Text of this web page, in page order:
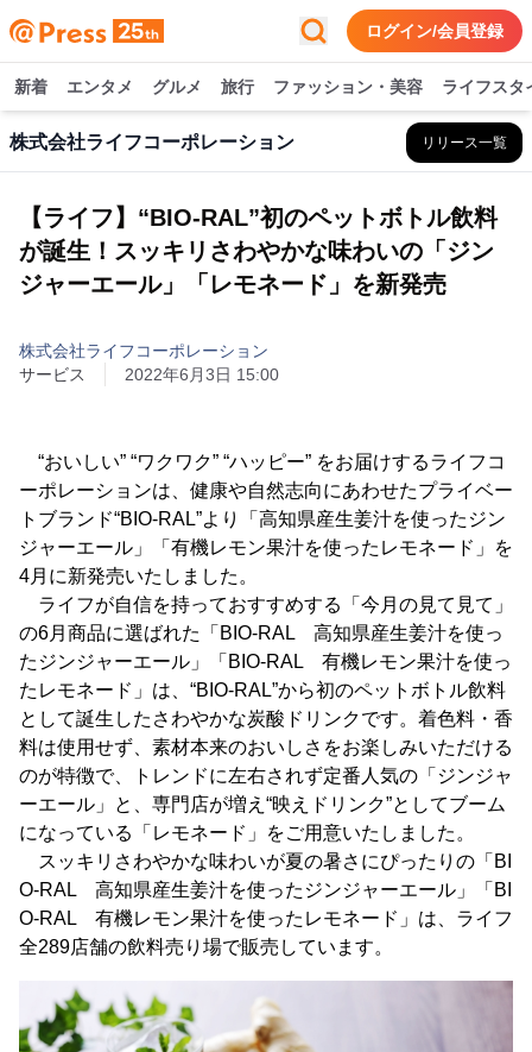
ログイン/会員登録
新着 エンタメ グルメ 旅行 ファッション・美容 ライフスタ
株式会社ライフコーポレーション リリース一覧
【ライフ】“BIO-RAL”初のペットボトル飲料
が誕生！スッキリさわやかな味わいの「ジン
ジャーエール」「レモネード」を新発売
株式会社ライフコーポレーション
サービス
2022年6月3日 15:00
“おいしい” “ワクワク” “ハッピー” をお届けするライフコ
ーポレーションは、健康や自然志向にあわせたプライベー
トブランド“BIO-RAL”より「高知県産生姜汁を使ったジン
ジャーエール」「有機レモン果汁を使ったレモネード」を
4月に新発売いたしました。
ライフが自信を持っておすすめする「今月の見て見て」
の6月商品に選ばれた「BIO-RAL 高知県産生姜汁を使っ
たジンジャーエール」「BIO-RAL 有機レモン果汁を使っ
たレモネード」は、“BIO-RAL”から初のペットボトル飲料
として誕生したさわやかな炭酸ドリンクです。着色料・香
料は使用せず、素材本来のおいしさをお楽しみいただける
のが特徴で、トレンドに左右されず定番人気の「ジンジャ
ーエール」と、専門店が増え“映えドリンク”としてブーム
になっている「レモネード」をご用意いたしました。
スッキリさわやかな味わいが夏の暑さにぴったりの「BI
O-RAL 高知県産生姜汁を使ったジンジャーエール」「BI
O-RAL 有機レモン果汁を使ったレモネード」は、ライフ
全289店舗の飲料売り場で販売しています。